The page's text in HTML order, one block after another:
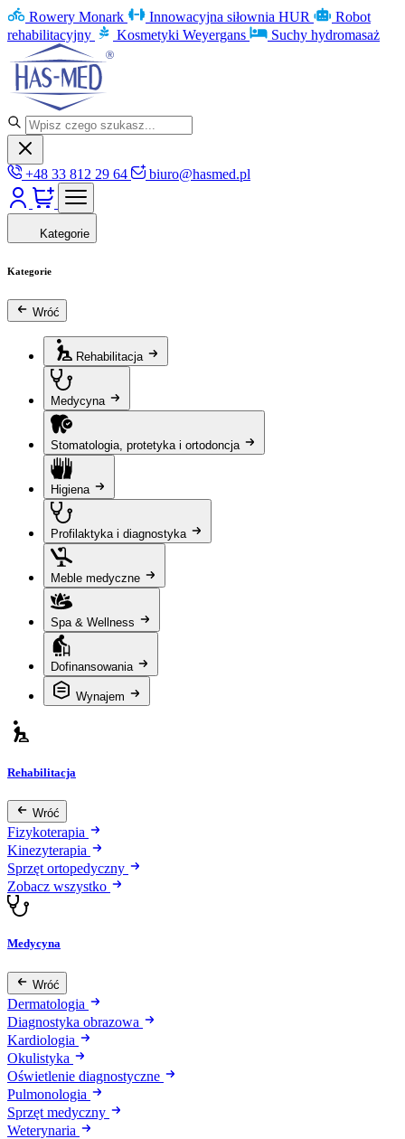
Rowery Monark Innowacyjna siłownia HUR
Robot
rehabilitacyjny
Kosmetyki Weyergans Suchy hydromasaż
+48 33 812 29 64 biuro@hasmed.pl
Kategorie
Kategorie
Wróć
Rehabilitacja
Medycyna
Stomatologia, protetyka i ortodoncja
Higiena
Profilaktyka i diagnostyka
Meble medyczne
Spa & Wellness
Dofinansowania
Wynajem
Rehabilitacja
Wróć
Fizykoterapia
Kinezyterapia
Sprzęt ortopedyczny
Zobacz wszystko
Medycyna
Wróć
Dermatologia
Diagnostyka obrazowa
Kardiologia
Okulistyka
Oświetlenie diagnostyczne
Pulmonologia
Sprzęt medyczny
Weterynaria